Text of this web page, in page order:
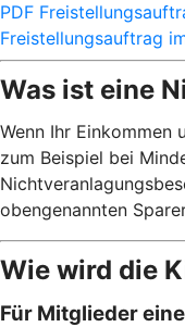
PDF
Freistellungsauftrag
Was ist eine
Wenn Ihr Einkommen
zum Beispiel bei
obengenannten
Wie wird die
Für Mitglieder